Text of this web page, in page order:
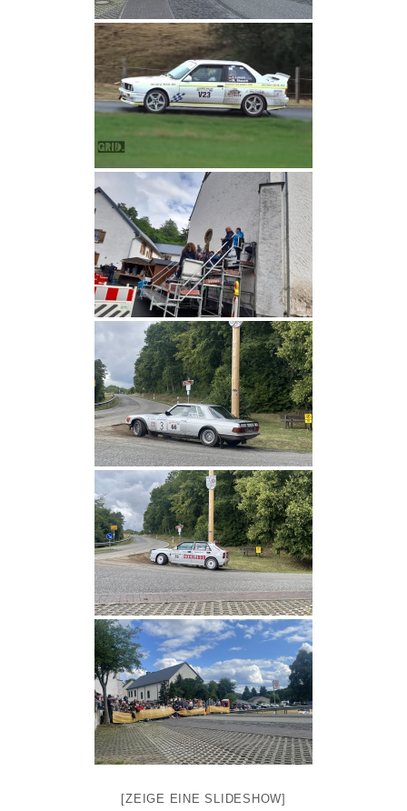
[ZEIGE EINE SLIDESHOW]